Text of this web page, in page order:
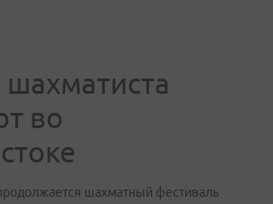
во
шахматный фестиваль